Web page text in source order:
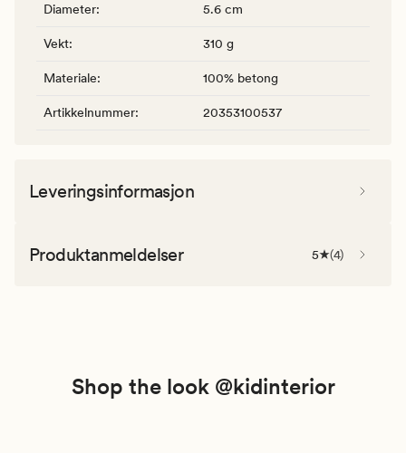
Diameter: 5.6 cm
Vekt: 310 g
Materiale: 100% betong
Artikkelnummer: 20353100537
Leveringsinformasjon
Produktanmeldelser 5 (4)
Shop the look @kidinterior